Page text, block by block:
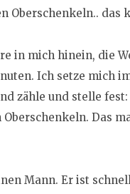
Oberschenkeln.. das
in mich hinein, die
Ich setze mich
zähle und stelle
Das
Mann. Er ist